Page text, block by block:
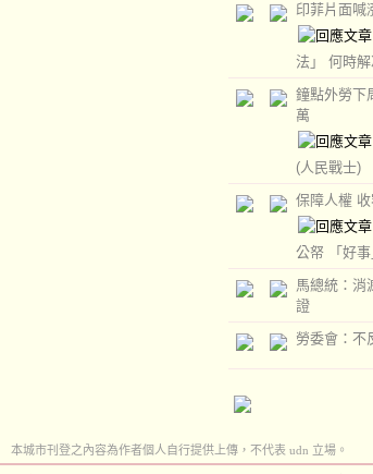
印菲片面喊
法」 何時
鐘點外勞下
萬
(人民戰士)
保障人權
公帑 「好事
馬總統：消
證
勞委會：不
本城市刊登之內容為作者個人自行提供上傳，不代表 udn 立場。